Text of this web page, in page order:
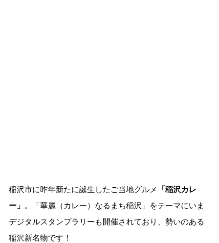
稲沢市に昨年新たに誕生したご当地グルメ
「稲沢カレ
ー」
。「華麗（カレー）なるまち稲沢」をテーマにいま
デジタルスタンプラリーも開催されており、勢いのある
稲沢新名物です！